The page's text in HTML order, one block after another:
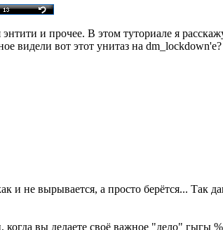
и прочее. В этом туториале я
видели вот этот унитаз на dm_lockdown'e?
и не вырывается, а просто берётся... Так
когда вы делаете своё важное "дело" гыгы